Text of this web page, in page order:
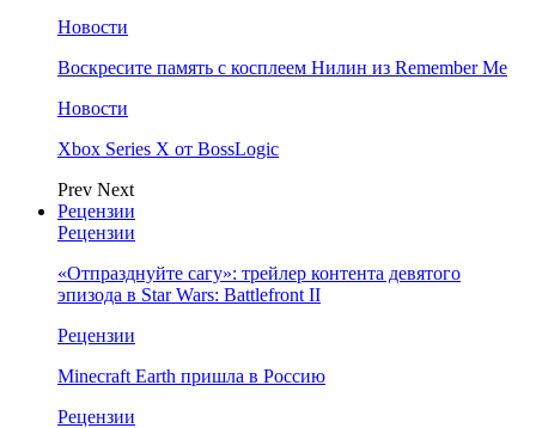
Новости
Воскресите память с косплеем Нилин из Remember Me
Новости
Xbox Series X от BossLogic
Prev Next
Рецензии
Рецензии
«Отпразднуйте сагу»: трейлер контента девятого
эпизода в Star Wars: Battlefront II
Рецензии
Minecraft Earth пришла в Россию
Рецензии